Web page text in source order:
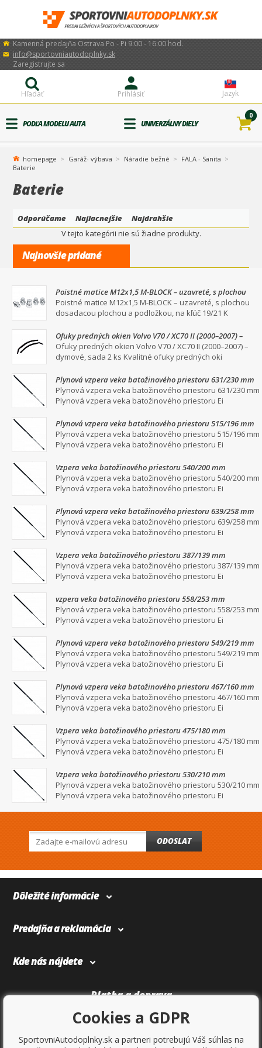
Kamenná predajňa Ostrava Po - Pi 9:00 - 16:00 hod.
info@sportovniautodoplnky.sk
Jazyk
Prihlásiť
Zaregistrujte sa
Hľadať
PODĽA MODELU AUTA UNIVERZÁLNY DIELY
0
homepage Garáž- výbava Náradie bežné
FALA - Sanita
Baterie
Baterie
Odporúčame Najlacnejšie
Najdrahšie
V tejto kategórii nie sú žiadne produkty.
Najnovšie pridané
Poistné matice M12x1,5 M-BLOCK – uzavreté, s plochou
dosadacou plochou a podložkou, na kľúč 19/21
Poistné matice M12x1,5 M-BLOCK – uzavreté, s plochou
dosadacou plochou a podložkou, na kľúč 19/21 K
Ofuky predných okien Volvo V70 / XC70 II (2000–2007) –
dymové, sada 2 ks
Ofuky predných okien Volvo V70 / XC70 II (2000–2007) –
dymové, sada 2 ks Kvalitné ofuky predných oki
Plynová vzpera veka batožinového priestoru 631/230 mm
Plynová vzpera veka batožinového priestoru 631/230 mm
Plynová vzpera veka batožinového priestoru Ei
Plynová vzpera veka batožinového priestoru 515/196 mm
Plynová vzpera veka batožinového priestoru 515/196 mm
Plynová vzpera veka batožinového priestoru Ei
Vzpera veka batožinového priestoru 540/200 mm
Plynová vzpera veka batožinového priestoru 540/200 mm
Plynová vzpera veka batožinového priestoru Ei
Plynová vzpera veka batožinového priestoru 639/258 mm
Plynová vzpera veka batožinového priestoru 639/258 mm
Plynová vzpera veka batožinového priestoru Ei
Vzpera veka batožinového priestoru 387/139 mm
Plynová vzpera veka batožinového priestoru 387/139 mm
Plynová vzpera veka batožinového priestoru Ei
vzpera veka batožinového priestoru 558/253 mm
Plynová vzpera veka batožinového priestoru 558/253 mm
Plynová vzpera veka batožinového priestoru Ei
Plynová vzpera veka batožinového priestoru 549/219 mm
Plynová vzpera veka batožinového priestoru 549/219 mm
Plynová vzpera veka batožinového priestoru Ei
Plynová vzpera veka batožinového priestoru 467/160 mm
Plynová vzpera veka batožinového priestoru 467/160 mm
Plynová vzpera veka batožinového priestoru Ei
Vzpera veka batožinového priestoru 475/180 mm
Plynová vzpera veka batožinového priestoru 475/180 mm
Plynová vzpera veka batožinového priestoru Ei
Vzpera veka batožinového priestoru 530/210 mm
Plynová vzpera veka batožinového priestoru 530/210 mm
Plynová vzpera veka batožinového priestoru Ei
ODOSLAT
Dôležité informácie
Predajňa a reklamácia
Kde nás nájdete
Platba a doprava
Cookies a GDPR
SportovniAutodoplnky.sk a partneri potrebujú Váš súhlas na